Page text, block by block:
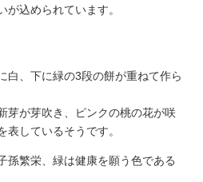
が込められています。
白、下に緑の3段の餅が重ねて作ら
芽が芽吹き、ピンクの桃の花が咲
表しているそうです。
孫繁栄、緑は健康を願う色である